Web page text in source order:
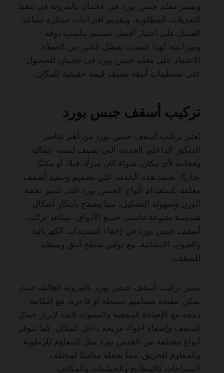
ويتميز معلم جبس بورد في عجمان بالمرونة في تنفيذ
التعديلات المطلوبة، وتقديم اقتراحات مبتكرة تساعد
العميل على اختيار أفضل تصميم يناسب ذوقه
وميزانيته. لهذا السبب يفضّل الكثير من العملاء
الاعتماد على معلم جبس بورد في عجمان للحصول
على تشطيبات أنيقة تضيف قيمة حقيقية للمكان.
تركيب أسقف جبس بورد
يُعتبر تركيب أسقف جبس بورد من أهم عناصر
الديكور الداخلي الحديثة التي تضيف لمسة جمالية
وفخامة لأي مكان، سواء كان منزلًا، فيلا، أو مكتبًا
تجاريًا. تعتمد هذه الخدمة على تصميم وتنفيذ أسقف
معلقة باستخدام ألواح الجبس بورد التي تتميز بخفة
الوزن وسهولة التشكيل، مما يسمح بابتكار أشكال
هندسية متنوعة تناسب جميع الأذواق. يساعد تركيب
أسقف جبس بورد في إخفاء التمديدات الكهربائية
والعيوب الإنشائية، مع توفير سطح أنيق ومنظم
للسقف.
يتميز تركيب أسقف جبس بورد بالمرونة العالية، حيث
يمكن تنفيذه بتصاميم بسيطة أو فاخرة، مع إمكانية
دمجه مع الإضاءة المخفية والسبوت لايت لإبراز جمال
السقف وإضفاء أجواء مريحة داخل المكان. كما تتوفر
أنواع مختلفة من الجبس بورد مثل المقاوم للرطوبة
والمقاوم للحريق، مما يجعله مناسبًا لمختلف
المساحات كالمطابخ والحمامات والمكاتب.